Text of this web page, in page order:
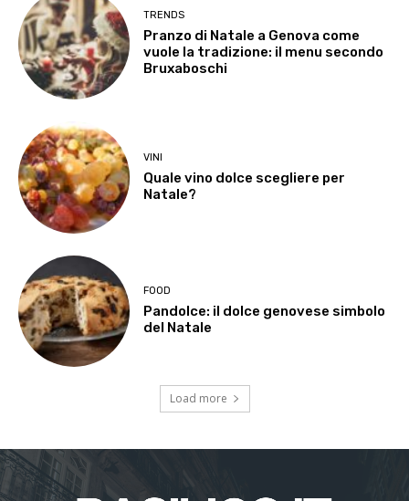
TRENDS
Pranzo di Natale a Genova come
vuole la tradizione: il menu secondo
Bruxaboschi
VINI
Quale vino dolce scegliere per
Natale?
FOOD
Pandolce: il dolce genovese simbolo
del Natale
Load more